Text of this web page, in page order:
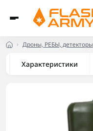
Дроны, РЕБЫ, детекторы
Характеристики